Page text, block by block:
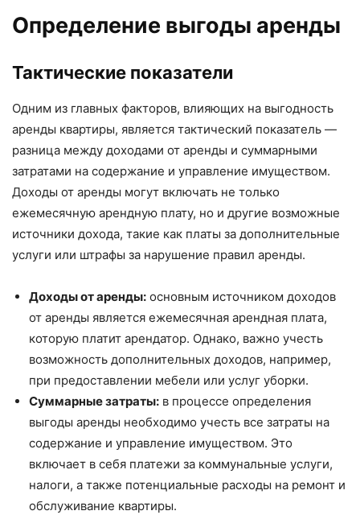
Определение выгоды аренды
Тактические показатели
Одним из главных факторов, влияющих на выгодность
аренды квартиры, является тактический показатель —
разница между доходами от аренды и суммарными
затратами на содержание и управление имуществом.
Доходы от аренды могут включать не только
ежемесячную арендную плату, но и другие возможные
источники дохода, такие как платы за дополнительные
услуги или штрафы за нарушение правил аренды.
Доходы от аренды: основным источником доходов
от аренды является ежемесячная арендная плата,
которую платит арендатор. Однако, важно учесть
возможность дополнительных доходов, например,
при предоставлении мебели или услуг уборки.
Суммарные затраты: в процессе определения
выгоды аренды необходимо учесть все затраты на
содержание и управление имуществом. Это
включает в себя платежи за коммунальные услуги,
налоги, а также потенциальные расходы на ремонт и
обслуживание квартиры.